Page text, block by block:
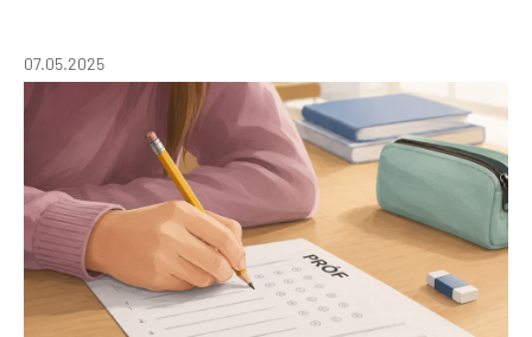
07.05.2025